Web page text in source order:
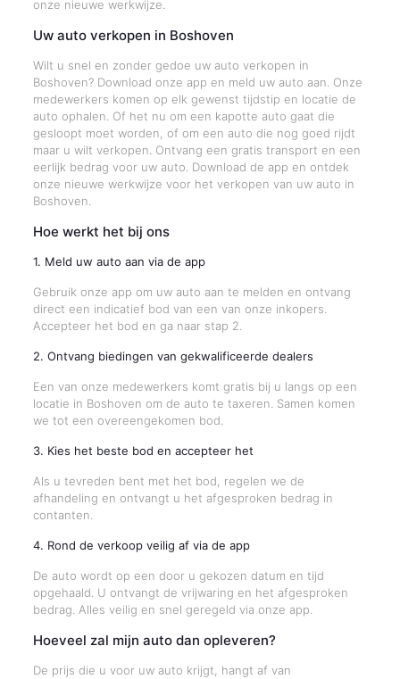
onze nieuwe werkwijze.
Uw auto verkopen in Boshoven
Wilt u snel en zonder gedoe uw auto verkopen in
Boshoven? Download onze app en meld uw auto aan. Onze
medewerkers komen op elk gewenst tijdstip en locatie de
auto ophalen. Of het nu om een kapotte auto gaat die
gesloopt moet worden, of om een auto die nog goed rijdt
maar u wilt verkopen. Ontvang een gratis transport en een
eerlijk bedrag voor uw auto. Download de app en ontdek
onze nieuwe werkwijze voor het verkopen van uw auto in
Boshoven.
Hoe werkt het bij ons
1. Meld uw auto aan via de app
Gebruik onze app om uw auto aan te melden en ontvang
direct een indicatief bod van een van onze inkopers.
Accepteer het bod en ga naar stap 2.
2. Ontvang biedingen van gekwalificeerde dealers
Een van onze medewerkers komt gratis bij u langs op een
locatie in Boshoven om de auto te taxeren. Samen komen
we tot een overeengekomen bod.
3. Kies het beste bod en accepteer het
Als u tevreden bent met het bod, regelen we de
afhandeling en ontvangt u het afgesproken bedrag in
contanten.
4. Rond de verkoop veilig af via de app
De auto wordt op een door u gekozen datum en tijd
opgehaald. U ontvangt de vrijwaring en het afgesproken
bedrag. Alles veilig en snel geregeld via onze app.
Hoeveel zal mijn auto dan opleveren?
De prijs die u voor uw auto krijgt, hangt af van